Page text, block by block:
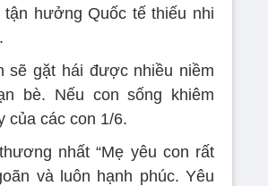
hưởng Quốc tế thiếu nhi
sẽ gặt hái được nhiều niềm
bè. Nếu con sống khiêm
của các con 1/6.
nhất “Mẹ yêu con rất
và luôn hạnh phúc. Yêu